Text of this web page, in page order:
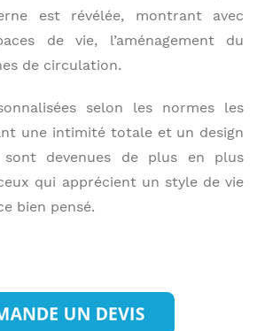
est révélée, montrant avec
de vie, l’aménagement du
de circulation.
selon les normes les
une intimité totale et un design
sont devenues de plus en plus
qui apprécient un style de vie
bien pensé.